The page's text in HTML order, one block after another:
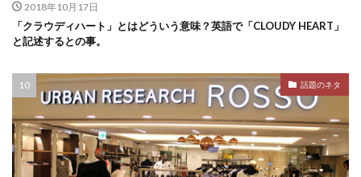
2018年10月17日
「クラウディハート」とはどういう意味？英語で「CLOUDY HEART」
と記述するとの事。
話題のネタ